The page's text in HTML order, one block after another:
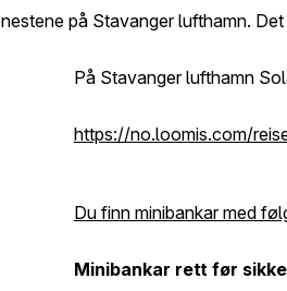
på Stavanger lufthamn.
På Stavanger lufthamn
https://no.loomis.com/
Du finn minibankar med
Minibankar rett før